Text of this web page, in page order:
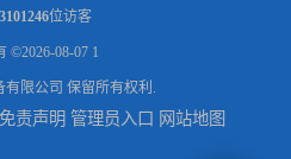
3101246位访客
©2026-08-07 1
有限公司 保留所有权利.
免责声明 管理员入口 网站地图